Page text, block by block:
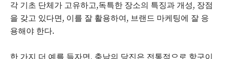
각 기초 단체가 고유하고,독특한 장소의 특징과 개성, 장점
을 갖고 있다면, 이를 잘 활용하여, 브랜드 마케팅에 잘 응
용해야 한다.